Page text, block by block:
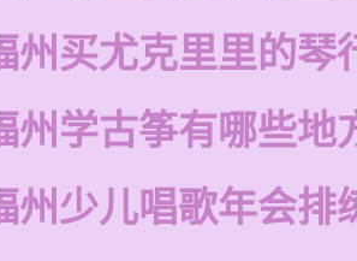
州买尤克里里的琴
州学古筝有哪些地
州少儿唱歌年会排